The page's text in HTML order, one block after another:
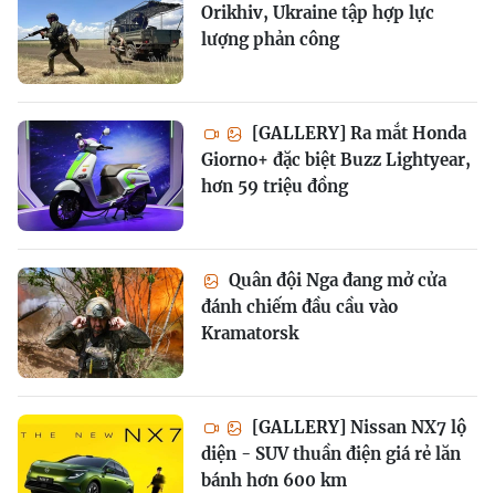
Orikhiv, Ukraine tập hợp lực
lượng phản công
[GALLERY] Ra mắt Honda
Giorno+ đặc biệt Buzz Lightyear,
hơn 59 triệu đồng
Quân đội Nga đang mở cửa
đánh chiếm đầu cầu vào
Kramatorsk
[GALLERY] Nissan NX7 lộ
diện - SUV thuần điện giá rẻ lăn
bánh hơn 600 km